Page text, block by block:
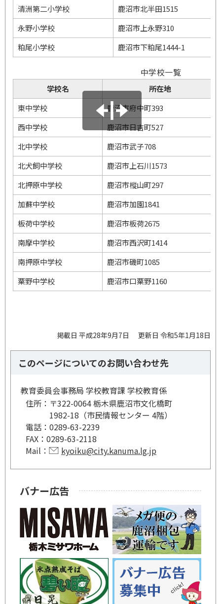
清洲第二小学校
鹿沼市北半田1515
永野小学校
鹿沼市上永野310
粕尾小学校
鹿沼市下粕尾1444-1
中学校一覧
学校名
所在地
東中学校
鹿沼市府中町393
西中学校
鹿沼市日吉町527
北中学校
鹿沼市武子708
北犬飼中学校
鹿沼市上石川1573
北押原中学校
鹿沼市樅山町297
加蘇中学校
鹿沼市加園1841
板荷中学校
鹿沼市板荷2675
南摩中学校
鹿沼市西沢町1414
南押原中学校
鹿沼市磯町1085
粟野中学校
鹿沼市口粟野1160
掲載日 平成28年9月7日 更新日 令和5年1月18日
このページについてのお問い合わせ先
教育委員会事務局 学校教育課 学校教育係
住所： 〒322-0064 栃木県鹿沼市文化橋町
1982-18（市民情報センター 4階）
電話： 0289-63-2239
FAX： 0289-63-2118
Mail：
kyoiku@city.kanuma.lg.jp
バナー広告